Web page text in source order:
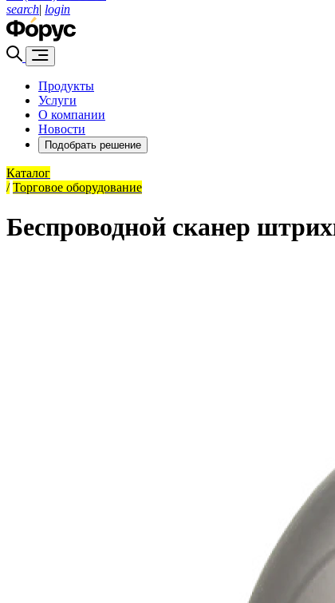
search| login
Продукты
Услуги
О компании
Новости
Подобрать решение
Каталог
/ Торговое оборудование
Беспроводной сканер